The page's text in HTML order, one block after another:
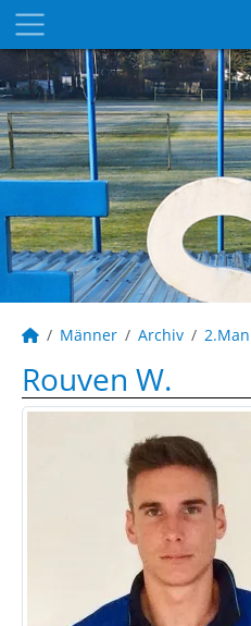
Männer Archiv
Rouven W.